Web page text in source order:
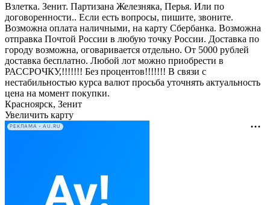
Взлетка. Зенит. Партизана Железняка, Перья. Или по
договоренности.. Если есть вопросы, пишите, звоните.
Возможна оплата наличными, на карту Сбербанка. Возможна
отправка Почтой России в любую точку России. Доставка по
городу возможна, оговаривается отдельно. От 5000 рублей
доставка бесплатно. Любой лот можно приобрести в
РАССРОЧКУ,!!!!!!! Без процентов!!!!!!! В связи с
нестабильностью курса валют просьба уточнять актуальность
цена на момент покупки.
Красноярск, Зенит
Увеличить карту
РЕКЛАМА • AU.RU